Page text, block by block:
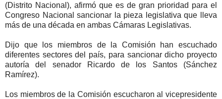
(Distrito Nacional), afirmó que es de gran prioridad para el
Congreso Nacional sancionar la pieza legislativa que lleva
más de una década en ambas Cámaras Legislativas.
Dijo que los miembros de la Comisión han escuchado
diferentes sectores del país, para sancionar dicho proyecto
autoría del senador Ricardo de los Santos (Sánchez
Ramírez).
Los miembros de la Comisión escucharon al vicepresidente